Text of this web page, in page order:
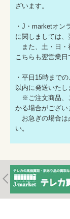
ざいます。
・J・marketオン
に関しましては、
また、土・日・
こちらも翌営業
・平日15時まで
以内に発送いたし
※ご注文商品、
かる場合がござい
お急ぎの場合は
い。